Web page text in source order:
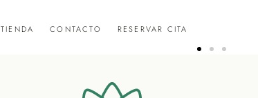
TIENDA CONTACTO RESERVAR CITA